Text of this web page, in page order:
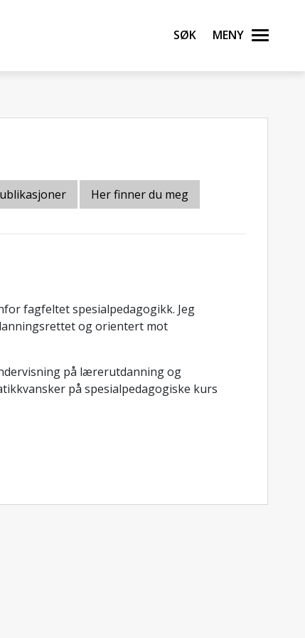
Søk Meny
Her finner du meg
fagfeltet spesialpedagogikk. Jeg
og orientert mot
på lærerutdanning og
på spesialpedagogiske kurs